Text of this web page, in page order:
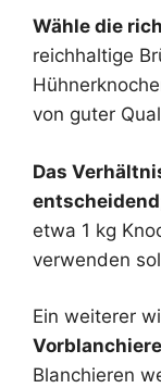
Wähle die
reichhaltige
von guter
Das
entscheidend
etwa 1 kg
verwenden
Ein weiterer
Blanchieren